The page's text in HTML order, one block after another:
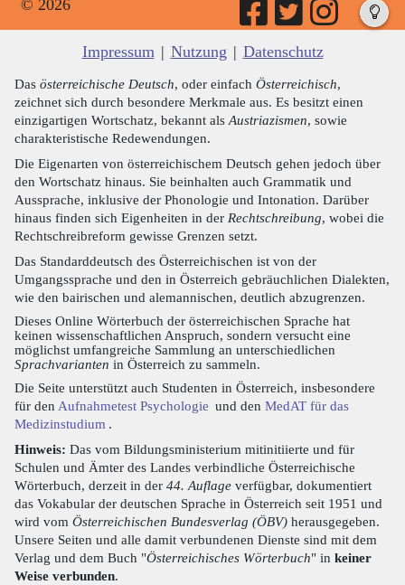
© 2026
Impressum | Nutzung | Datenschutz
Das österreichische Deutsch, oder einfach Österreichisch,
zeichnet sich durch besondere Merkmale aus. Es besitzt einen
einzigartigen Wortschatz, bekannt als Austriazismen, sowie
charakteristische Redewendungen.
Die Eigenarten von österreichischem Deutsch gehen jedoch über
den Wortschatz hinaus. Sie beinhalten auch Grammatik und
Aussprache, inklusive der Phonologie und Intonation. Darüber
hinaus finden sich Eigenheiten in der Rechtschreibung, wobei die
Rechtschreibreform gewisse Grenzen setzt.
Das Standarddeutsch des Österreichischen ist von der
Umgangssprache und den in Österreich gebräuchlichen Dialekten,
wie den bairischen und alemannischen, deutlich abzugrenzen.
Dieses Online Wörterbuch der österreichischen Sprache hat
keinen wissenschaftlichen Anspruch, sondern versucht eine
möglichst umfangreiche Sammlung an unterschiedlichen
Sprachvarianten in Österreich zu sammeln.
Die Seite unterstützt auch Studenten in Österreich, insbesondere
für den Aufnahmetest Psychologie und den MedAT für das
Medizinstudium .
Hinweis: Das vom Bildungsministerium mitinitiierte und für
Schulen und Ämter des Landes verbindliche Österreichische
Wörterbuch, derzeit in der 44. Auflage verfügbar, dokumentiert
das Vokabular der deutschen Sprache in Österreich seit 1951 und
wird vom Österreichischen Bundesverlag (ÖBV) herausgegeben.
Unsere Seiten und alle damit verbundenen Dienste sind mit dem
Verlag und dem Buch "Österreichisches Wörterbuch" in keiner
Weise verbunden.